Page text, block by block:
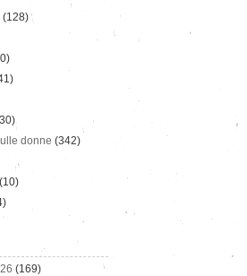
(128)
donne (342)
(10)
(169)